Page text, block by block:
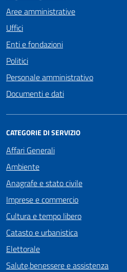
Aree amministrative
Uffici
Enti e fondazioni
Politici
Personale amministrativo
Documenti e dati
CATEGORIE DI SERVIZIO
Affari Generali
Ambiente
Anagrafe e stato civile
Imprese e commercio
Cultura e tempo libero
Catasto e urbanistica
Elettorale
Salute,benessere e assistenza